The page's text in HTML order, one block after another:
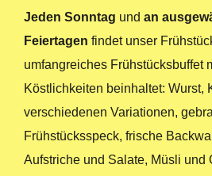
Jeden Sonntag und an
Feiertagen findet unser
umfangreiches Frühstücksbuffet
Köstlichkeiten beinhaltet: Wurst,
verschiedenen Variationen,
Frühstücksspeck, frische
Aufstriche und Salate, Müsli und